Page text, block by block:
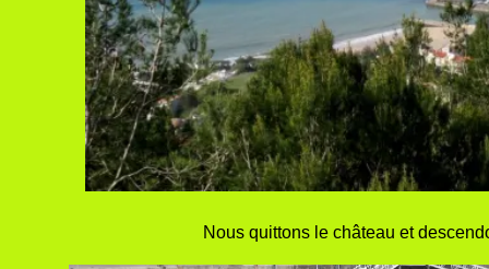
Nous quittons le château et